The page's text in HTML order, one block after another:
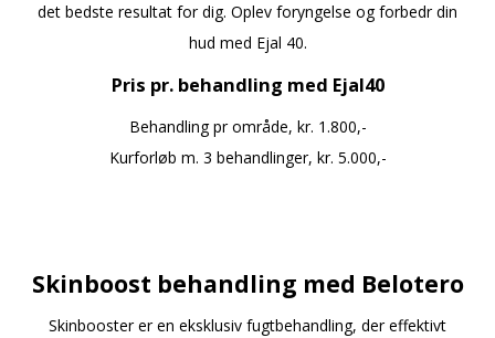
det bedste resultat for dig. Oplev foryngelse og forbedr din
hud med Ejal 40.
Pris pr. behandling med Ejal40
Behandling pr område, kr. 1.800,-
Kurforløb m. 3 behandlinger, kr. 5.000,-
Skinboost behandling med Belotero
Skinbooster er en eksklusiv fugtbehandling, der effektivt